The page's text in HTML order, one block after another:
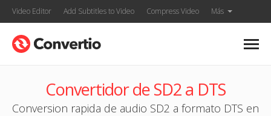
Video Editor Add Subtitles to Video Compress Video Más
Convertidor de SD2 a DTS
Conversion rapida de audio SD2 a formato DTS en